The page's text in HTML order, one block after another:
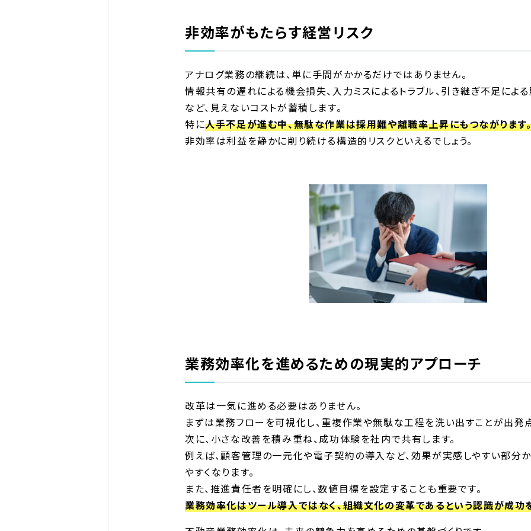
非効率がもたらす経営リスク
アナログ業務の継続は、単に手間がかかるだけではありません。
情報共有の遅れによる機会損失、入力ミスによるトラブル、引き継ぎ不足によ
など、見えないコストが蓄積します。
特に人手不足が進む中、無駄な作業は採用難や離職率上昇にもつながります
非効率は利益を静かに削り続ける構造的リスクといえるでしょう。
業務効率化を進めるための現実的アプローチ
改革は一気に進める必要はありません。
まずは業務フローを可視化し、重複作業や無駄な工程を洗い出すことが出発点
次に、小さな改善を積み重ね、成功体験を社内で共有します。
例えば、顧客管理の一元化や電子契約の導入など、効果が実感しやすい部分
やすくなります。
また、推進責任者を明確にし、数値目標を設定することも重要です。
業務効率化はツール導入ではなく、組織文化の変革であるという認識が成功